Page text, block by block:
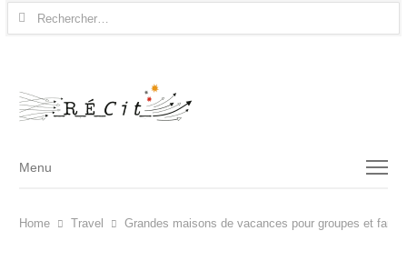
Rechercher :
Menu
Menu
Home Travel Grandes maisons de vacances pour groupes et